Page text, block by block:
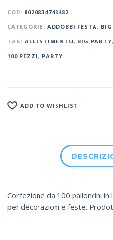
COD: 8020834748482
CATEGORIE: ADDOBBI FESTA ,
TAG: ALLESTIMENTO, BIG PARTY,
100 PEZZI , PARTY
ADD TO WISHLIST
Confezione da 100 palloncini
per decorazioni e feste.